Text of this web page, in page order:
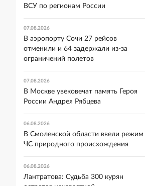
ВСУ по регионам России
07.08.2026
В аэропорту Сочи 27 рейсов
отменили и 64 задержали из-за
ограничений полетов
07.08.2026
В Москве увековечат память Героя
России Андрея Рябцева
06.08.2026
В Смоленской области ввели режим
ЧС природного происхождения
06.08.2026
Лантратова: Судьба 300 курян